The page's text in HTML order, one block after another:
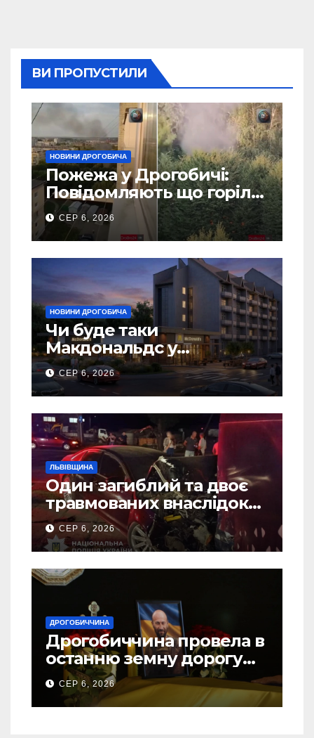
ВИ ПРОПУСТИЛИ
НОВИНИ ДРОГОБИЧА
Пожежа у Дрогобичі:
Повідомляють що горіло
5 гаражів (Відео)
СЕР 6, 2026
НОВИНИ ДРОГОБИЧА
Чи буде таки
Макдональдс у
Дрогобичі? (Фото)
СЕР 6, 2026
ЛЬВІВЩИНА
Один загиблий та двоє
травмованих внаслідок
ДТП на Самбірщині
СЕР 6, 2026
ДРОГОБИЧЧИНА
Дрогобиччина провела в
останню земну дорогу
свого Захисника – Олега
Торського
СЕР 6, 2026